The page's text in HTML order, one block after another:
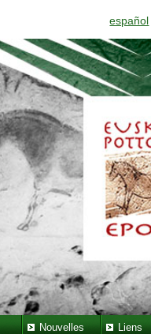
español
Nouvelles Liens